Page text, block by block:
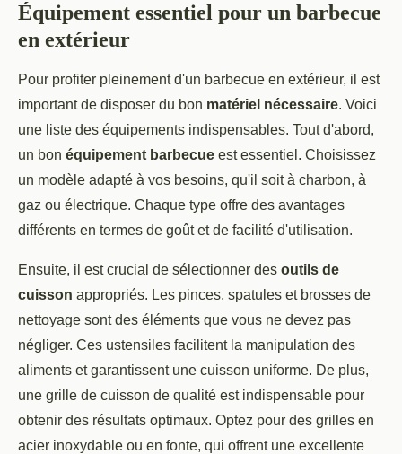
Équipement essentiel pour un barbecue
en extérieur
Pour profiter pleinement d'un barbecue en extérieur, il est
important de disposer du bon matériel nécessaire. Voici
une liste des équipements indispensables. Tout d'abord,
un bon équipement barbecue est essentiel. Choisissez
un modèle adapté à vos besoins, qu'il soit à charbon, à
gaz ou électrique. Chaque type offre des avantages
différents en termes de goût et de facilité d'utilisation.
Ensuite, il est crucial de sélectionner des outils de
cuisson appropriés. Les pinces, spatules et brosses de
nettoyage sont des éléments que vous ne devez pas
négliger. Ces ustensiles facilitent la manipulation des
aliments et garantissent une cuisson uniforme. De plus,
une grille de cuisson de qualité est indispensable pour
obtenir des résultats optimaux. Optez pour des grilles en
acier inoxydable ou en fonte, qui offrent une excellente